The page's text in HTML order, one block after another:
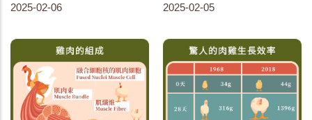
2025-02-06
2025-02-05